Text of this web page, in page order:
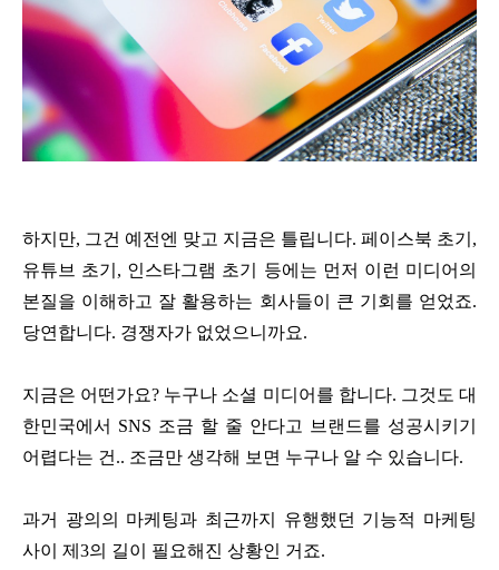
하지만, 그건 예전엔 맞고 지금은 틀립니다. 페이스북 초기,
유튜브 초기, 인스타그램 초기 등에는 먼저 이런 미디어의
본질을 이해하고 잘 활용하는 회사들이 큰 기회를 얻었죠.
당연합니다. 경쟁자가 없었으니까요.
지금은 어떤가요? 누구나 소셜 미디어를 합니다. 그것도 대
한민국에서 SNS 조금 할 줄 안다고 브랜드를 성공시키기
어렵다는 건.. 조금만 생각해 보면 누구나 알 수 있습니다.
과거 광의의 마케팅과 최근까지 유행했던 기능적 마케팅
사이 제3의 길이 필요해진 상황인 거죠.